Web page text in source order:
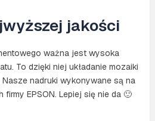
jakości
ważna jest wysoka
To dzięki niej układanie mozaiki
Nasze nadruki wykonywane są na
EPSON. Lepiej się nie da 🙂